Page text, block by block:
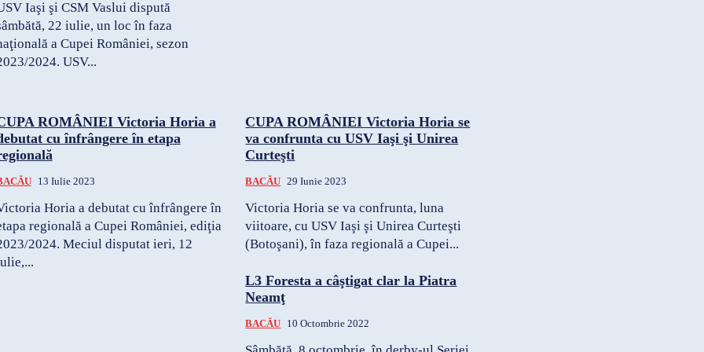
Iaşi şi CSM Vaslui dispută
22 iulie, un loc în faza
a Cupei României, sezon
2023/2024. USV...
ROMÂNIEI Victoria Horia a
cu înfrângere în etapa
13 Iulie 2023
Horia a debutat cu înfrângere în
regională a Cupei României, ediţia
2024. Meciul disputat ieri, 12
CUPA ROMÂNIEI Victoria Horia se
va confrunta cu USV Iaşi şi Unirea
Curteşti
BACĂU 29 Iunie 2023
Victoria Horia se va confrunta, luna
viitoare, cu USV Iaşi şi Unirea Curteşti
(Botoşani), în faza regională a Cupei...
L3 Foresta a câştigat clar la Piatra
Neamţ
BACĂU 10 Octombrie 2022